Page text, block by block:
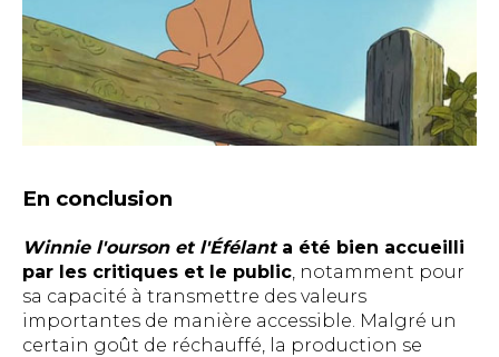
En conclusion
Winnie l'ourson et l'Éfélanta été bien accueilli
par les critiques et le public, notamment pour
sa capacité à transmettre des valeurs
importantes de manière accessible. Malgré un
certain goût de réchauffé, la production se